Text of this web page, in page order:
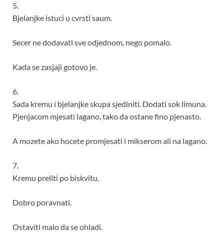
5.
Bjelanjke istuci u cvrsti saum.
Secer ne dodavati sve odjednom, nego pomalo.
Kada se zasjaji gotovo je.
6.
Sada kremu i bjelanjke skupa sjediniti. Dodati sok limuna.
Pjenjacom mjesati lagano, tako da ostane fino pjenasto.
A mozete ako hocete promjesati i mikserom ali na lagano.
7.
Kremu preliti po biskvitu.
Dobro poravnati.
Ostaviti malo da se ohladi.